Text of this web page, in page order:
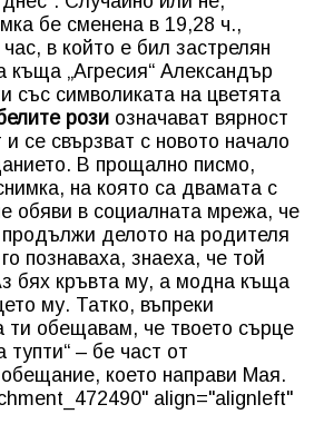
бе сменена в 19,28 ч.,
в който е бил застрелян
„Агресия“ Александър
със символиката на цветята
рози означават вярност
и се свързват с новото начало
В прощално писмо,
на която са двамата с
обяви в социалната мрежа, че
делото на родителя
познаваха, знаеха, че той
бях кръвта му, а модна къща
му. Татко, въпреки
ти обещавам, че твоето сърце
– бе част от
обещание, което направи Мая.
align="alignleft"